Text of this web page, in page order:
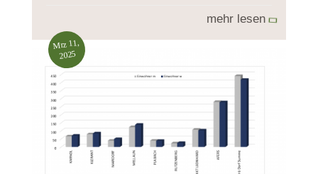
mehr lesen
Mrz 11,
2025